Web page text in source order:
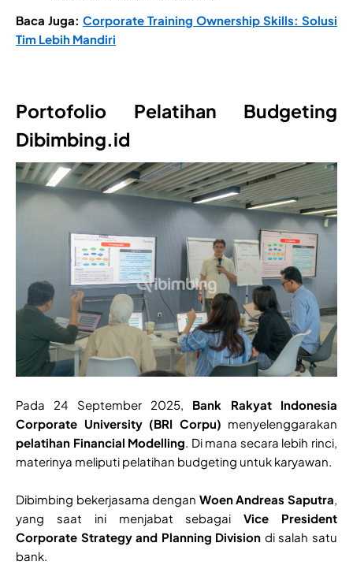
Baca Juga: Corporate Training Ownership Skills: Solusi
Tim Lebih Mandiri
Portofolio Pelatihan Budgeting
Dibimbing.id
Pada 24 September 2025, Bank Rakyat Indonesia
Corporate University (BRI Corpu) menyelenggarakan
pelatihan Financial Modelling. Di mana secara lebih rinci,
materinya meliputi pelatihan budgeting untuk karyawan.
Dibimbing bekerjasama dengan Woen Andreas Saputra,
yang saat ini menjabat sebagai Vice President
Corporate Strategy and Planning Division di salah satu
bank.